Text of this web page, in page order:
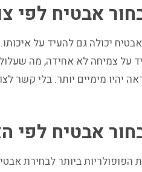
אבטיח לפי
יכולה גם להעיד על
על צמיחה לא אחידה, מה
יהיו מימיים יותר. בלי קשר
אבטיח לפי
הפופולריות ביותר לבחירת